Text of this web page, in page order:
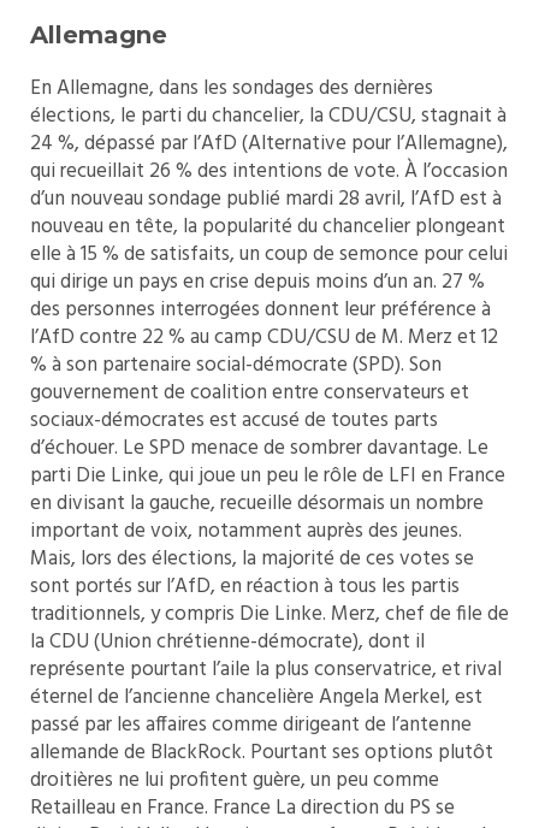
Allemagne
En Allemagne, dans les sondages des dernières
élections, le parti du chancelier, la CDU/CSU, stagnait à
24 %, dépassé par l’AfD (Alternative pour l’Allemagne),
qui recueillait 26 % des intentions de vote. À l’occasion
d’un nouveau sondage publié mardi 28 avril, l’AfD est à
nouveau en tête, la popularité du chancelier plongeant
elle à 15 % de satisfaits, un coup de semonce pour celui
qui dirige un pays en crise depuis moins d’un an. 27 %
des personnes interrogées donnent leur préférence à
l’AfD contre 22 % au camp CDU/CSU de M. Merz et 12
% à son partenaire social-démocrate (SPD). Son
gouvernement de coalition entre conservateurs et
sociaux-démocrates est accusé de toutes parts
d’échouer. Le SPD menace de sombrer davantage. Le
parti Die Linke, qui joue un peu le rôle de LFI en France
en divisant la gauche, recueille désormais un nombre
important de voix, notamment auprès des jeunes.
Mais, lors des élections, la majorité de ces votes se
sont portés sur l’AfD, en réaction à tous les partis
traditionnels, y compris Die Linke. Merz, chef de file de
la CDU (Union chrétienne-démocrate), dont il
représente pourtant l’aile la plus conservatrice, et rival
éternel de l’ancienne chancelière Angela Merkel, est
passé par les affaires comme dirigeant de l’antenne
allemande de BlackRock. Pourtant ses options plutôt
droitières ne lui profitent guère, un peu comme
Retailleau en France. France La direction du PS se